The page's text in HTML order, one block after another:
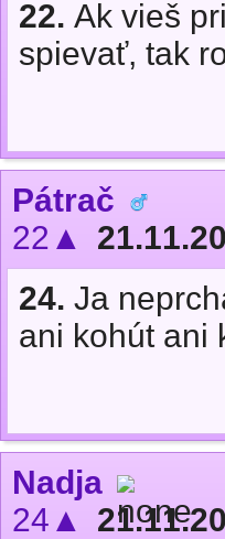
22. Ak vieš
spievať, tak
Pátrač
22▲
24. Ja
ani kohút ani
Nadja
24▲